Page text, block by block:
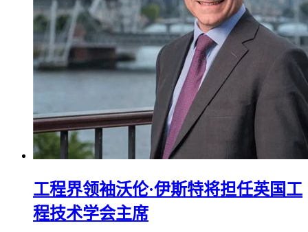
工程界领袖沃伦·伊斯特将担任英国工
程技术学会主席